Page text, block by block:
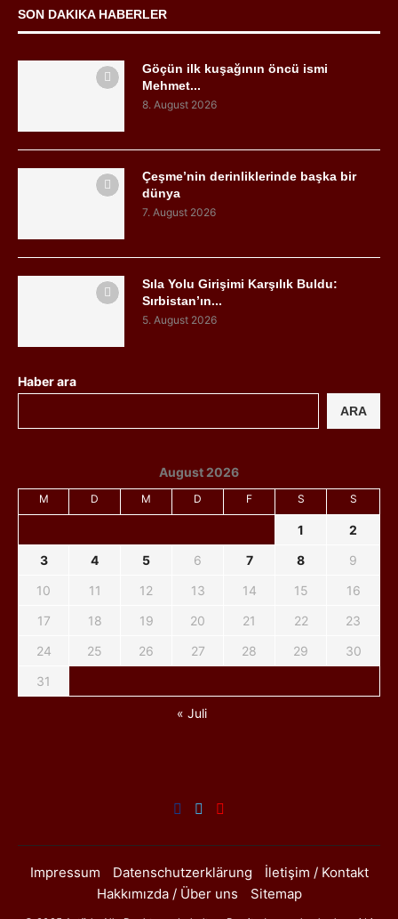
SON DAKIKA HABERLER
Göçün ilk kuşağının öncü ismi
Mehmet...
8. August 2026
Çeşme’nin derinliklerinde başka bir
dünya
7. August 2026
Sıla Yolu Girişimi Karşılık Buldu:
Sırbistan’ın...
5. August 2026
Haber ara
ARA
August 2026
M D M D F S S
1
2
3
4 5 6 7 8
9
10
11 12 13 14 15
16
17
18 19 20 21 22
23
24
25 26 27 28 29
30
31
« Juli
Impressum Datenschutzerklärung
İletişim / Kontakt
Hakkımızda / Über uns
Sitemap